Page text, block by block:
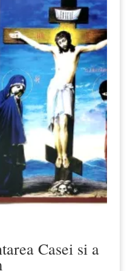
Casei si a